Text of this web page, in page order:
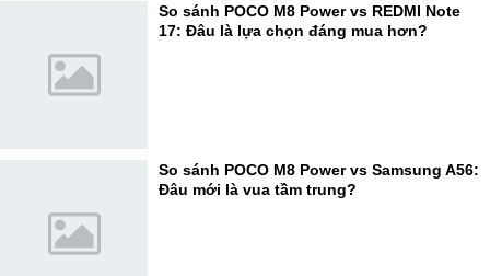
So sánh POCO M8 Power vs REDMI Note
17: Đâu là lựa chọn đáng mua hơn?
So sánh POCO M8 Power vs Samsung A56:
Đâu mới là vua tầm trung?